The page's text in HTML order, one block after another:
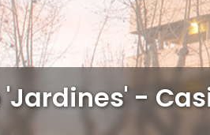
710 - Los